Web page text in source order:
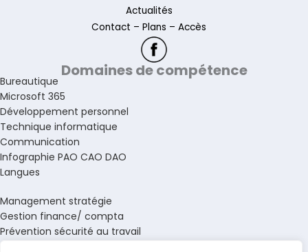
Actualités
Contact – Plans – Accès
Domaines de compétence
Bureautique
Microsoft 365
Développement personnel
Technique informatique
Communication
Infographie PAO CAO DAO
Langues
Management stratégie
Gestion finance/ compta
Prévention sécurité au travail
Gestion ressources humaines